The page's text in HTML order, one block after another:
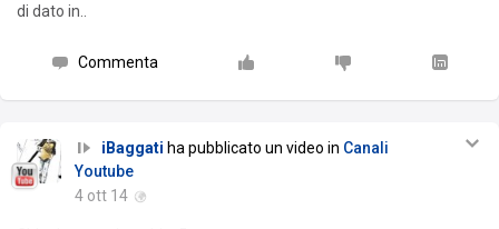
di dato in..
Commenta
iBaggati ha pubblicato un video in Canali
Youtube
4 ott 14